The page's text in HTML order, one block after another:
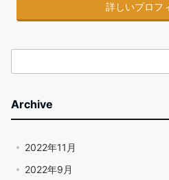
詳しいプロフ
Archive
2022年11月
2022年9月